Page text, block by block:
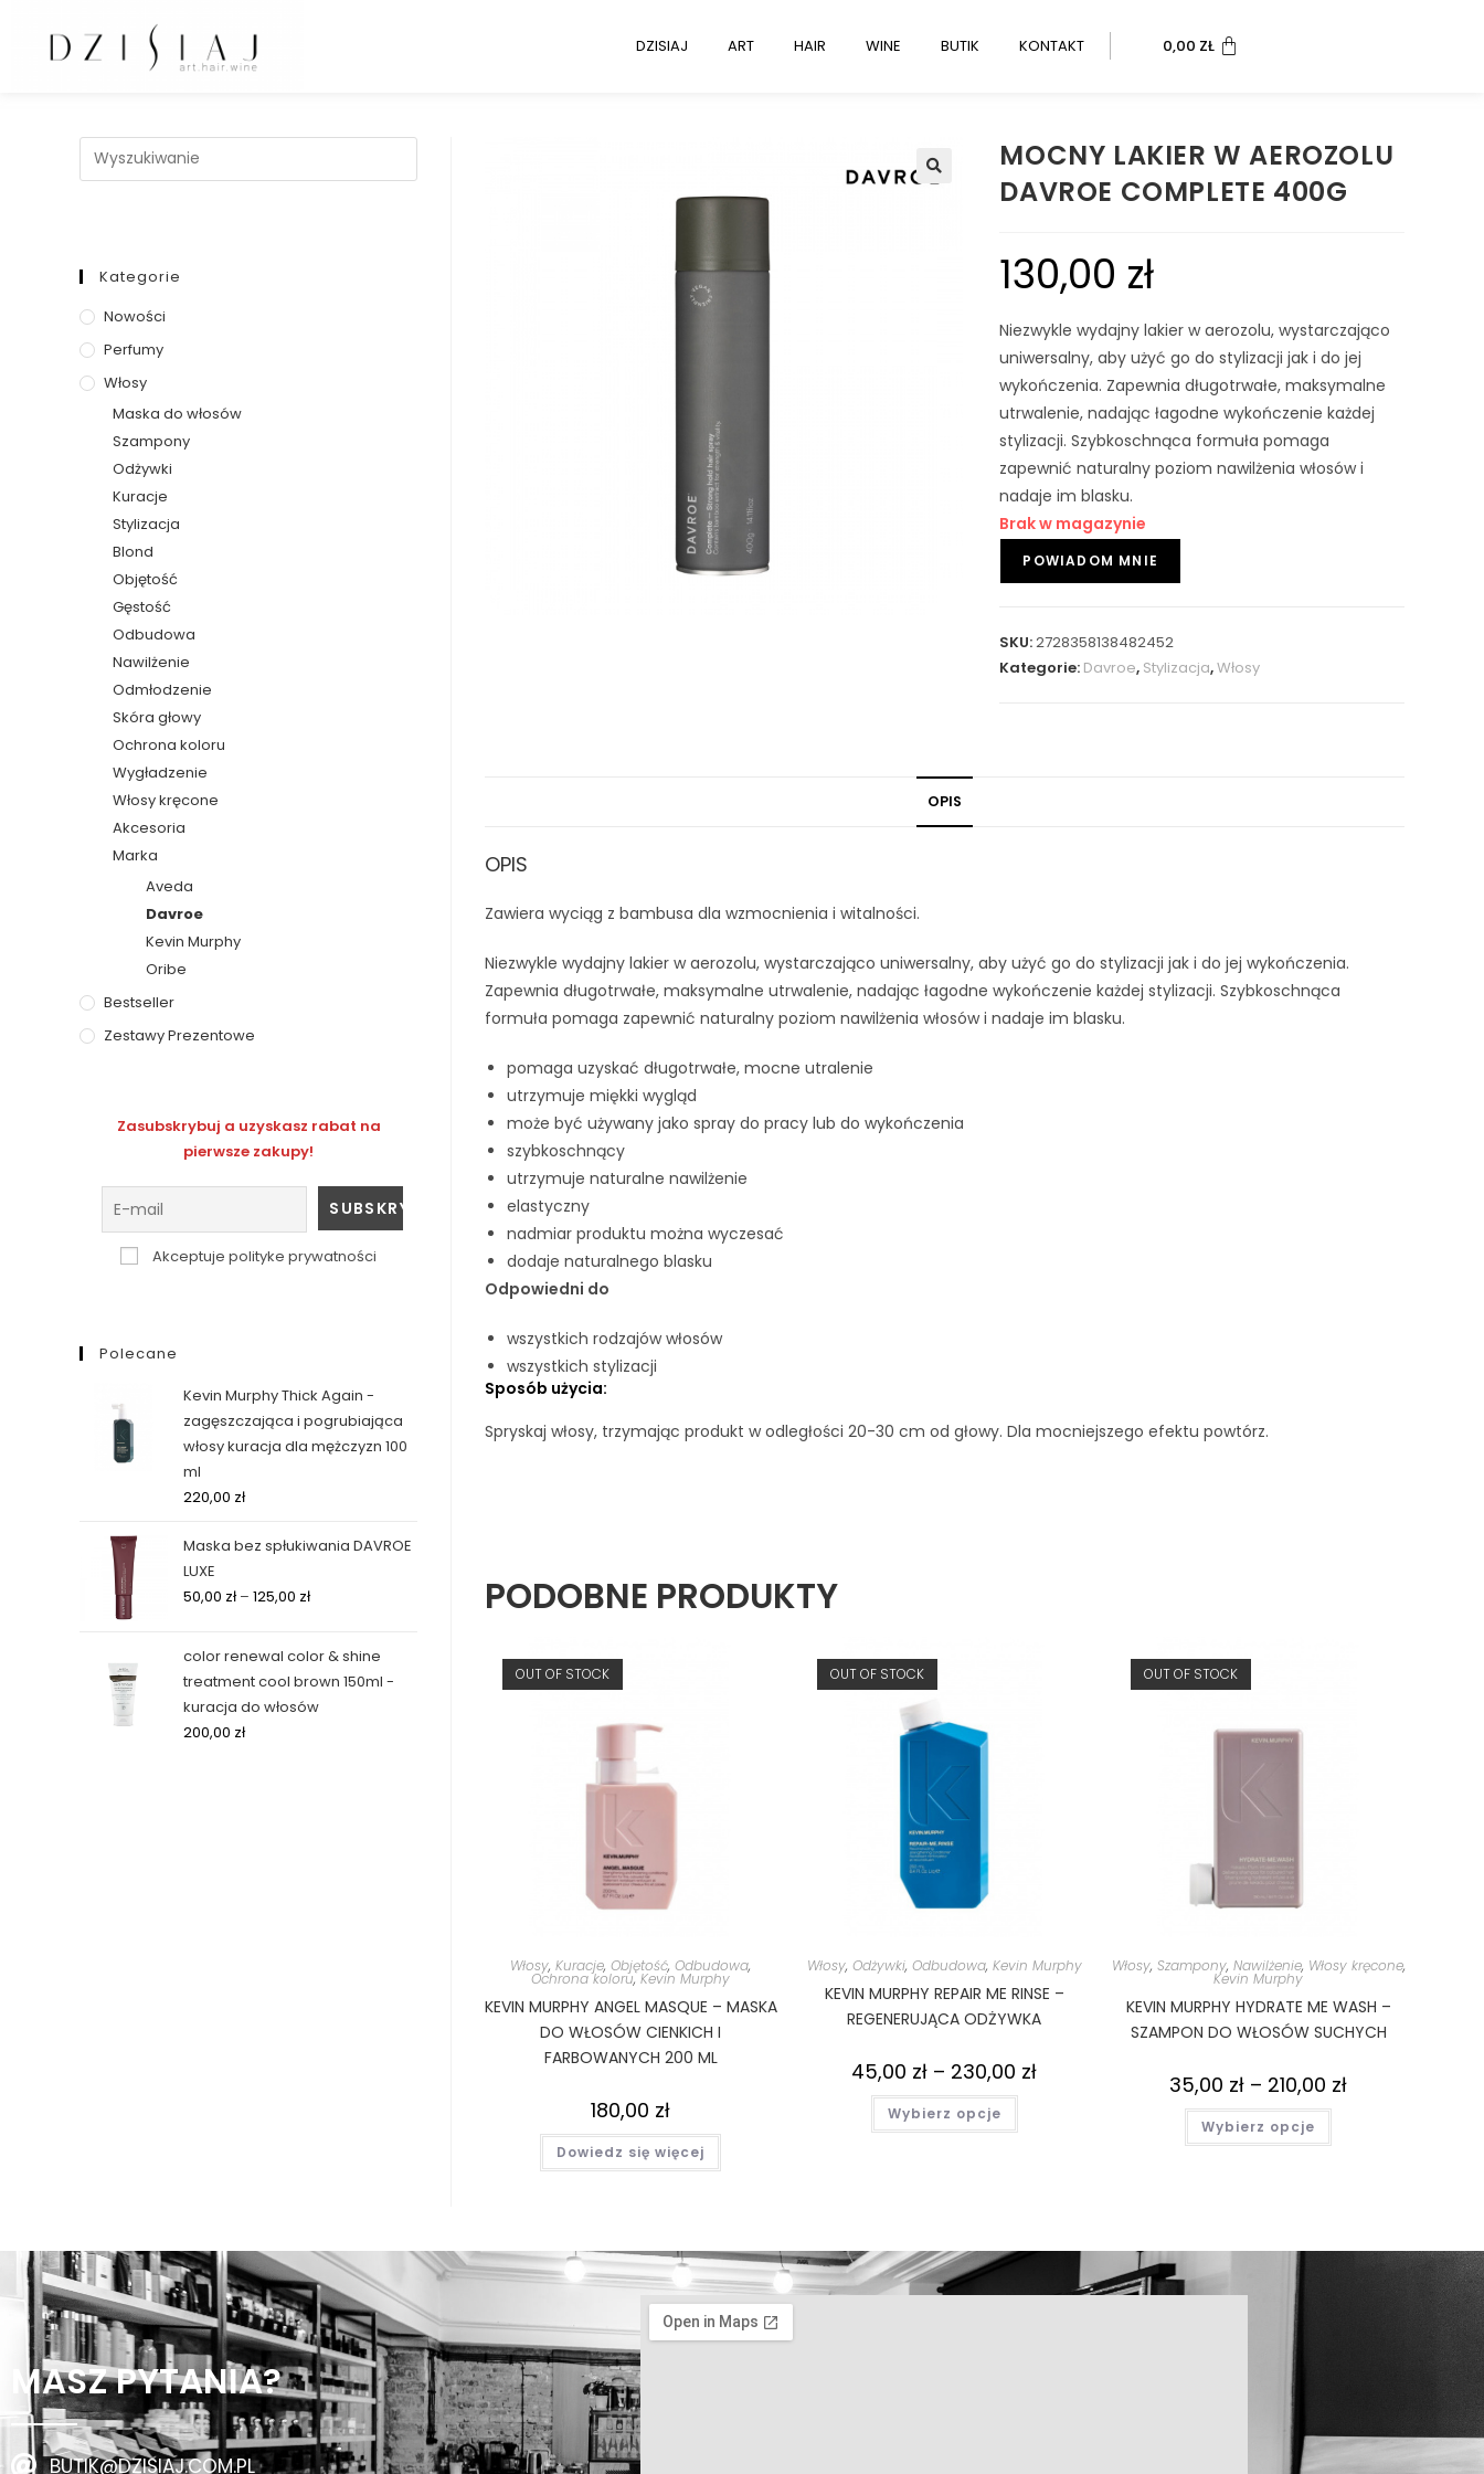
DZISIAJ ART HAIR WINE BUTIK KONTAKT 0,00 ZŁ
MOCNY LAKIER W AEROZOLU
DAVROE COMPLETE 400G
130,00 zł
Niezwykle wydajny lakier w aerozolu, wystarczająco
uniwersalny, aby użyć go do stylizacji jak i do jej
wykończenia. Zapewnia długotrwałe, maksymalne
utrwalenie, nadając łagodne wykończenie każdej
stylizacji. Szybkoschnąca formuła pomaga
zapewnić naturalny poziom nawilżenia włosów i
nadaje im blasku.
Brak w magazynie
SKU:2728358138482452
Kategorie: Davroe, Stylizacja,Włosy
OPIS
OPIS
Zawiera wyciąg z bambusa dla wzmocnienia i witalności.
Niezwykle wydajny lakier w aerozolu, wystarczająco uniwersalny, aby użyć go do stylizacji jak i do jej wykończenia.
Zapewnia długotrwałe, maksymalne utrwalenie, nadając łagodne wykończenie każdej stylizacji. Szybkoschnąca
formuła pomaga zapewnić naturalny poziom nawilżenia włosów i nadaje im blasku.
pomaga uzyskać długotrwałe, mocne utralenie
utrzymuje miękki wygląd
może być używany jako spray do pracy lub do wykończenia
szybkoschnący
utrzymuje naturalne nawilżenie
elastyczny
nadmiar produktu można wyczesać
dodaje naturalnego blasku
Odpowiedni do
wszystkich rodzajów włosów
wszystkich stylizacji
Sposób użycia:
Spryskaj włosy, trzymając produkt w odległości 20-30 cm od głowy. Dla mocniejszego efektu powtórz.
PODOBNE PRODUKTY
OUT OF STOCK
Włosy,Kuracje,Objętość,Odbudowa,
Ochrona koloru,Kevin Murphy
KEVIN MURPHY ANGEL MASQUE – MASKA
DO WŁOSÓW CIENKICH I
FARBOWANYCH 200 ML
180,00 zł
Dowiedz się więcej
OUT OF STOCK
Włosy, Odżywki, Odbudowa, Kevin Murphy
KEVIN MURPHY REPAIR ME RINSE –
REGENERUJĄCA ODŻYWKA
45,00 zł – 230,00 zł
Wybierz opcje
OUT OF STOCK
Włosy, Szampony, Nawilżenie, Włosy kręcone,
Kevin Murphy
KEVIN MURPHY HYDRATE ME WASH –
SZAMPON DO WŁOSÓW SUCHYCH
35,00 zł – 210,00 zł
Wybierz opcje
Kategorie
Nowości
Perfumy
Włosy
Maska do włosów
Szampony
Odżywki
Kuracje
Stylizacja
Blond
Objętość
Gęstość
Odbudowa
Nawilżenie
Odmłodzenie
Skóra głowy
Ochrona koloru
Wygładzenie
Włosy kręcone
Akcesoria
Marka
Aveda
Davroe
Kevin Murphy
Oribe
Bestseller
Zestawy Prezentowe
Zasubskrybuj a uzyskasz rabat na
pierwsze zakupy!
Akceptuje polityke prywatności
Polecane
Kevin Murphy Thick Again -
zagęszczająca i pogrubiająca
włosy kuracja dla mężczyzn 100
ml
220,00 zł
Maska bez spłukiwania DAVROE
LUXE
50,00 zł – 125,00 zł
color renewal color & shine
treatment cool brown 150ml -
kuracja do włosów
200,00 zł
MASZ PYTANIA?
BUTIK@DZISIAJ.COM.PL